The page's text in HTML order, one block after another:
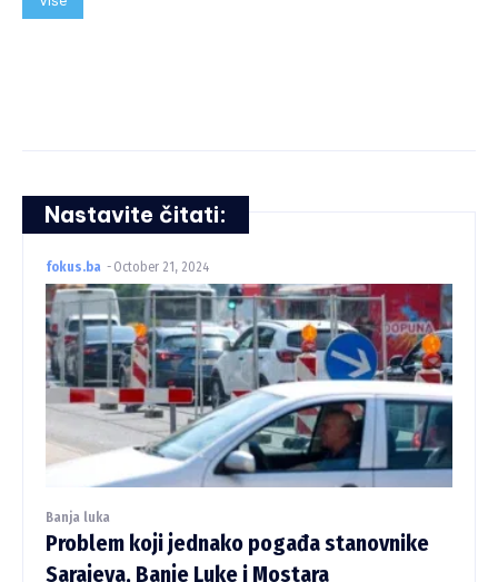
Nastavite čitati:
fokus.ba - October 21, 2024
Banja luka
Problem koji jednako pogađa stanovnike
Sarajeva, Banje Luke i Mostara